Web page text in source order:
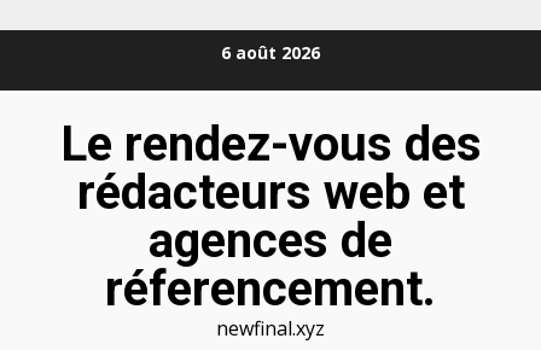
6 août 2026
Le rendez-vous des
rédacteurs web et
agences de
réferencement.
newfinal.xyz